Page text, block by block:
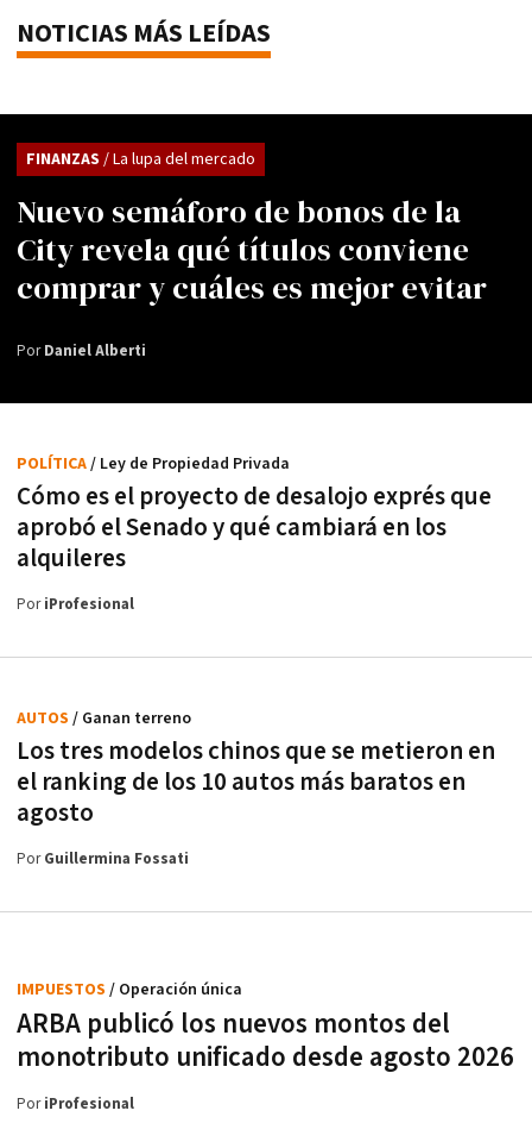
NOTICIAS MÁS LEÍDAS
Nuevo semáforo de bonos de la
City revela qué títulos conviene
comprar y cuáles es mejor evitar
FINANZAS / La lupa del mercado
PorDaniel Alberti
Cómo es el proyecto de desalojo exprés que
aprobó el Senado y qué cambiará en los
alquileres
POLÍTICA/ Ley de Propiedad Privada
PoriProfesional
Los tres modelos chinos que se metieron en
el ranking de los 10 autos más baratos en
agosto
AUTOS / Ganan terreno
PorGuillermina Fossati
ARBA publicó los nuevos montos del
monotributo unificado desde agosto 2026
IMPUESTOS / Operación única
PoriProfesional